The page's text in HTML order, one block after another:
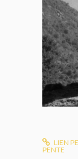
LIEN
PENTE